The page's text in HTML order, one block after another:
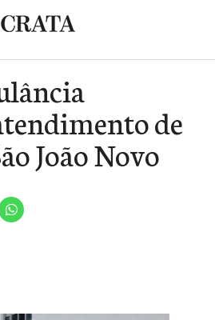
de
João Novo